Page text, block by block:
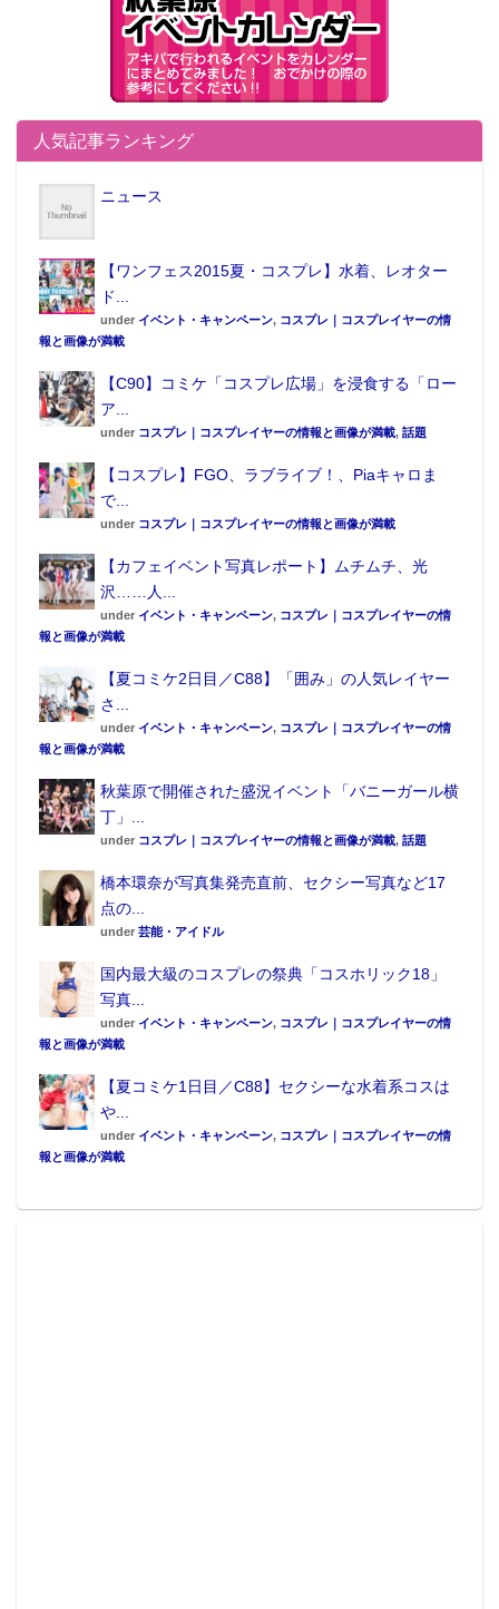
人気記事ランキング
ニュース
【ワンフェス2015夏・コスプレ】水着、レオター
ド...
under イベント・キャンペーン, コスプレ｜コスプレイヤーの情
報と画像が満載
【C90】コミケ「コスプレ広場」を浸食する「ロー
ア...
under コスプレ｜コスプレイヤーの情報と画像が満載, 話題
【コスプレ】FGO、ラブライブ！、Piaキャロま
で...
under コスプレ｜コスプレイヤーの情報と画像が満載
【カフェイベント写真レポート】ムチムチ、光
沢……人...
under イベント・キャンペーン, コスプレ｜コスプレイヤーの情
報と画像が満載
【夏コミケ2日目／C88】「囲み」の人気レイヤー
さ...
under イベント・キャンペーン, コスプレ｜コスプレイヤーの情
報と画像が満載
秋葉原で開催された盛況イベント「バニーガール横
丁」...
under コスプレ｜コスプレイヤーの情報と画像が満載, 話題
橋本環奈が写真集発売直前、セクシー写真など17
点の...
under 芸能・アイドル
国内最大級のコスプレの祭典「コスホリック18」
写真...
under イベント・キャンペーン, コスプレ｜コスプレイヤーの情
報と画像が満載
【夏コミケ1日目／C88】セクシーな水着系コスは
や...
under イベント・キャンペーン, コスプレ｜コスプレイヤーの情
報と画像が満載